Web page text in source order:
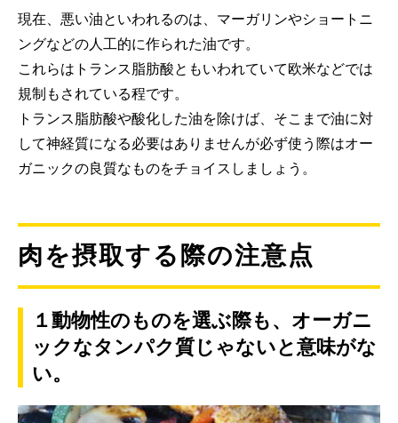
現在、悪い油といわれるのは、マーガリンやショートニ
ングなどの人工的に作られた油です。
これらはトランス脂肪酸ともいわれていて欧米などでは
規制もされている程です。
トランス脂肪酸や酸化した油を除けば、そこまで油に対
して神経質になる必要はありませんが必ず使う際はオー
ガニックの良質なものをチョイスしましょう。
肉を摂取する際の注意点
１動物性のものを選ぶ際も、オーガニ
ックなタンパク質じゃないと意味がな
い。